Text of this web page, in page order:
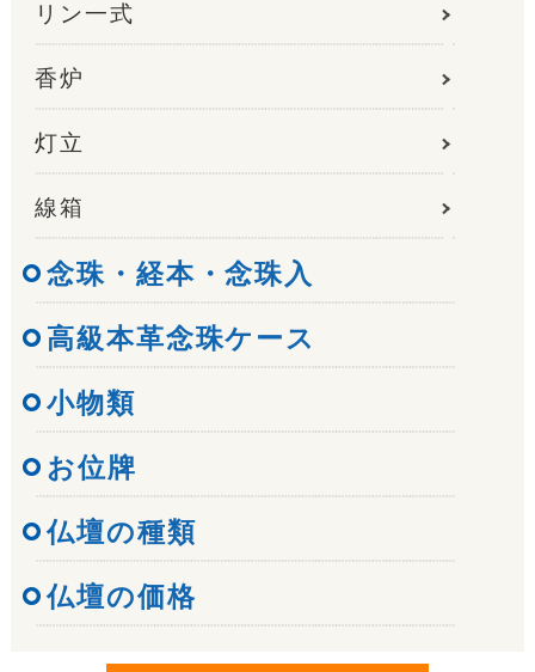
リン一式
香炉
灯立
線箱
念珠・経本・念珠入
高級本革念珠ケース
小物類
お位牌
仏壇の種類
仏壇の価格